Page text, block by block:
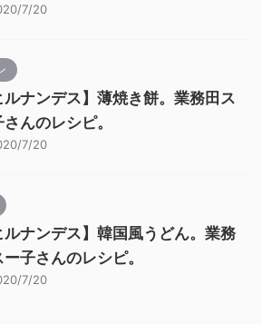
7/20
ルナンデス】薄焼き餅。業務田ス
んのレシピ。
7/20
ルナンデス】韓国風うどん。業務
ー子さんのレシピ。
7/20